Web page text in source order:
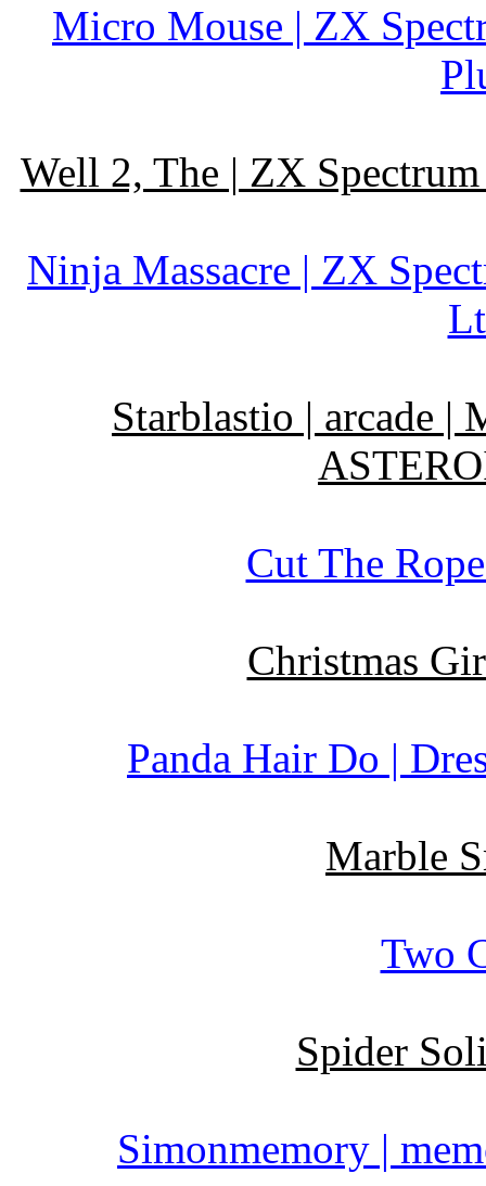
Micro Mouse | ZX
Well 2, The | ZX
Ninja Massacre | ZX
Starblastio | arcade
Cut The
Christmas
Panda Hair Do |
Marble
Two
Spider
Simonmemory |